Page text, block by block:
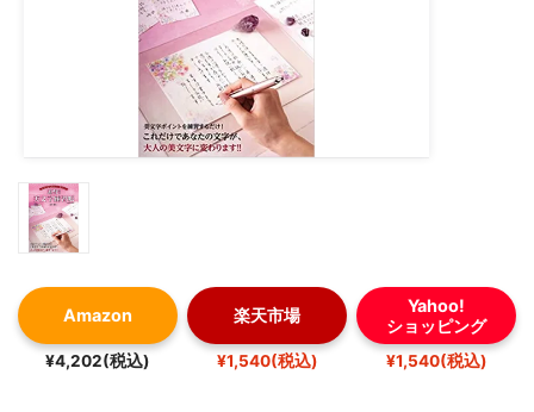
Amazon
¥4,202(税込)
楽天市場
¥1,540(税込)
Yahoo!
ショッピング
¥1,540(税込)